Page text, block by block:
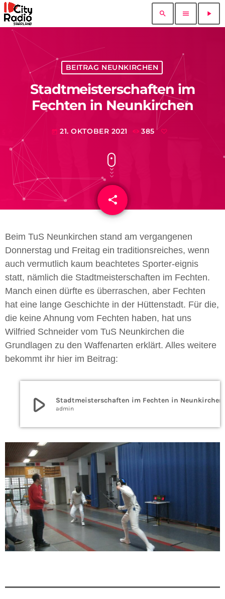
search menu play_arrow
BEITRAG NEUNKIRCHEN
Stadtmeisterschaften im
Fechten in Neunkirchen
today 21. OKTOBER 2021 385
share
email
Beim TuS Neunkirchen stand am vergangenen
Donnerstag und Freitag ein traditionsreiches, wenn
auch vermutlich kaum beachtetes Sporter-eignis
statt, nämlich die Stadtmeisterschaften im Fechten.
Manch einen dürfte es überraschen, aber Fechten
hat eine lange Geschichte in der Hüttenstadt. Für die,
die keine Ahnung vom Fechten haben, hat uns
Wilfried Schneider vom TuS Neunkirchen die
Grundlagen zu den Waffenarten erklärt. Alles weitere
bekommt ihr hier im Beitrag:
play_arrow Stadtmeisterschaften im Fechten in Neunkirchen
admin